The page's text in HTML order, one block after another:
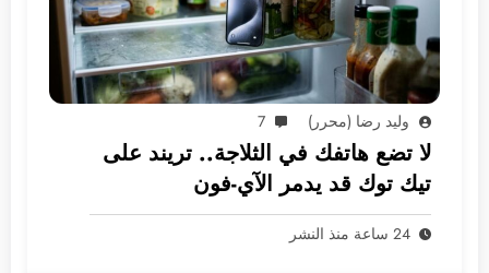
وليد رضا (محرر) 7
لا تضع هاتفك في الثلاجة.. تريند على
تيك توك قد يدمر الآي-فون
24 ساعة منذ النشر